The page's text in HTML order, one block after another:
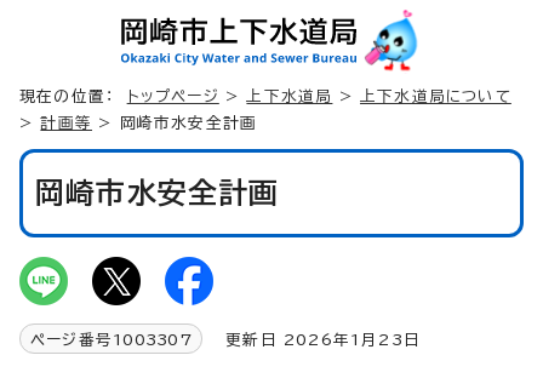
現在の位置： トップページ > 上下水道局 >
上下水道局について
>計画等 > 岡崎市水安全計画
岡崎市水安全計画
ページ番号 1003307 更新日 2026年1月23日